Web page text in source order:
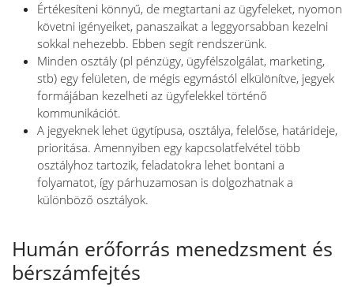
Értékesíteni könnyű, de megtartani az ügyfeleket, nyomon
követni igényeiket, panaszaikat a leggyorsabban kezelni
sokkal nehezebb. Ebben segít rendszerünk.
Minden osztály (pl pénzügy, ügyfélszolgálat, marketing,
stb) egy felületen, de mégis egymástól elkülönítve, jegyek
formájában kezelheti az ügyfelekkel történő
kommunikációt.
A jegyeknek lehet ügytípusa, osztálya, felelőse, határideje,
prioritása. Amennyiben egy kapcsolatfelvétel több
osztályhoz tartozik, feladatokra lehet bontani a
folyamatot, így párhuzamosan is dolgozhatnak a
különböző osztályok.
Humán erőforrás menedzsment és
bérszámfejtés